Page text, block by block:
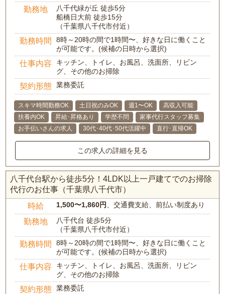
勤務地
八千代緑が丘 徒歩5分
船橋日大前 徒歩15分
（千葉県八千代市付近）
勤務時間
8時～20時の間で1時間〜、好きな日に働くこと
が可能です。(候補の日時から選択)
仕事内容
キッチン、トイレ、お風呂、洗面所、リビン
グ、その他のお掃除
契約形態 業務委託
スキマ時間勤務OK 土日祝のみOK 週1〜OK
高収入可能
扶養内OK
昇給･昇格あり 学歴不問
家事代行スタッフ募集
お手伝いさんの求人
30代･40代･50代活躍中 直行･直帰OK
この求人の詳細を見る
八千代台駅から徒歩5分！4LDK以上一戸建てでのお掃除
代行のお仕事（千葉県八千代市）
時給 1,500〜1,860円 、交通費支給、前払い制度あり
勤務地
八千代台 徒歩5分
（千葉県八千代市付近）
勤務時間
8時～20時の間で1時間〜、好きな日に働くこと
が可能です。(候補の日時から選択)
仕事内容
キッチン、トイレ、お風呂、洗面所、リビン
グ、その他のお掃除
契約形態 業務委託